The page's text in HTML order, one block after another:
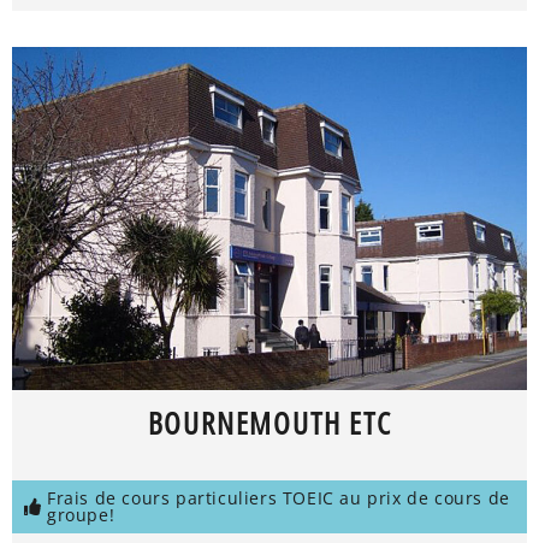
BOURNEMOUTH ETC
Frais de cours particuliers TOEIC au prix de cours de
groupe!